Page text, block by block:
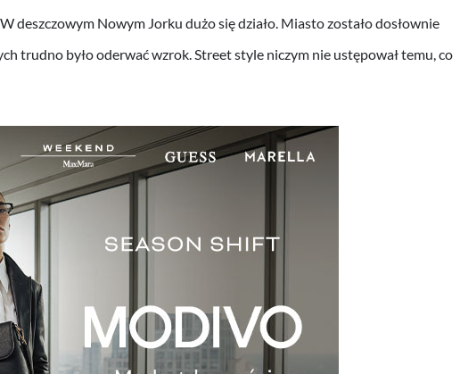
deszczowym Nowym Jorku dużo się działo. Miasto zostało dosłownie
trudno było oderwać wzrok. Street style niczym nie ustępował temu, co